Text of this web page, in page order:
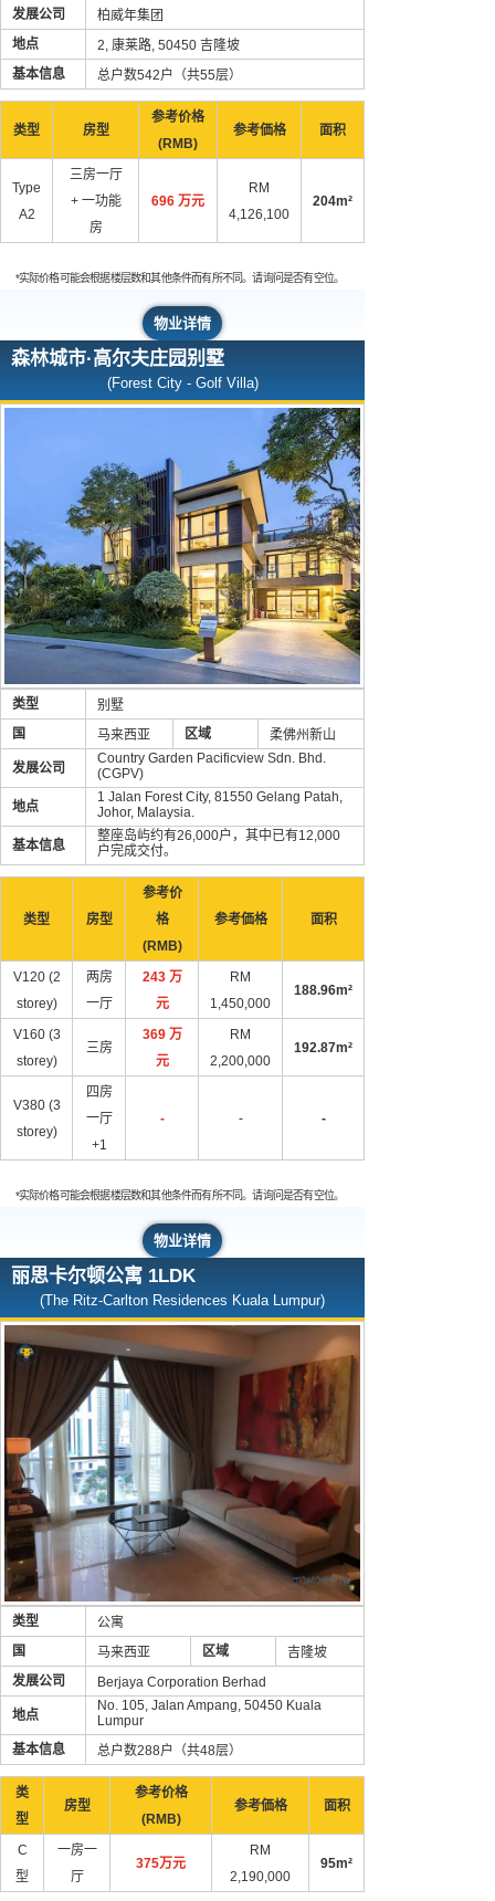
发展公司
柏威年集团
地点
2, 康莱路, 50450 吉隆坡
基本信息
总户数542户（共55层）
类型 房型
参考价格
(RMB)
参考価格 面积
Type
A2
三房一厅
+ 一功能
房
696 万元
RM
4,126,100
204m²
*实际价格可能会根据楼层数和其他条件而有所不同。请询问是否有空位。
物业详情
森林城市·高尔夫庄园别墅
(Forest City - Golf Villa)
类型
别墅
国
马来西亚 区域 柔佛州新山
发展公司
Country Garden Pacificview Sdn. Bhd.
(CGPV)
地点
1 Jalan Forest City, 81550 Gelang Patah,
Johor, Malaysia.
基本信息
整座岛屿约有26,000户，其中已有12,000
户完成交付。
类型 房型
参考价
格
(RMB)
参考価格 面积
V120 (2
storey)
两房
一厅
243 万
元
RM
1,450,000
188.96m²
V160 (3
storey)
三房
369 万
元
RM
2,200,000
192.87m²
V380 (3
storey)
四房
一厅
+1
- - -
*实际价格可能会根据楼层数和其他条件而有所不同。请询问是否有空位。
物业详情
丽思卡尔顿公寓 1LDK
(The Ritz-Carlton Residences Kuala Lumpur)
类型
公寓
国
马来西亚 区域
吉隆坡
发展公司
Berjaya Corporation Berhad
地点
No. 105, Jalan Ampang, 50450 Kuala
Lumpur
基本信息
总户数288户（共48层）
类
型
房型
参考价格
(RMB)
参考価格 面积
C
型
一房一
厅
375万元
RM
2,190,000
95m²